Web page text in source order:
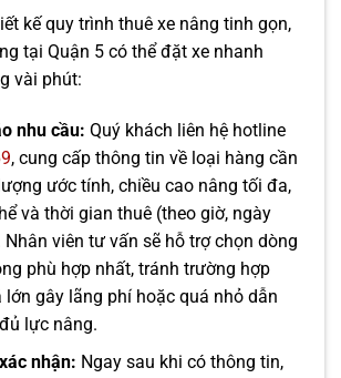
kế quy trình thuê xe nâng tinh gọn,
tại Quận 5 có thể đặt xe nhanh
vài phút:
nhu cầu: Quý khách liên hệ hotline
, cung cấp thông tin về loại hàng cần
ước tính, chiều cao nâng tối đa,
và thời gian thuê (theo giờ, ngày
viên tư vấn sẽ hỗ trợ chọn dòng
phù hợp nhất, tránh trường hợp
lớn gây lãng phí hoặc quá nhỏ dẫn
lực nâng.
nhận: Ngay sau khi có thông tin,